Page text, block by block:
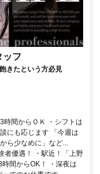
ッフ
きたという方必見
時間からＯＫ ・シフトは
にも応じます 「今週は
ら少なめに」など...
者優遇！ ・駅近！「上野
間からOK！ ・深夜は